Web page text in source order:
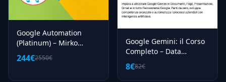
Google Automation
(Platinum) – Mirko
244€2550€
Google Gemini: il Corso
Completo – Data
8€82€